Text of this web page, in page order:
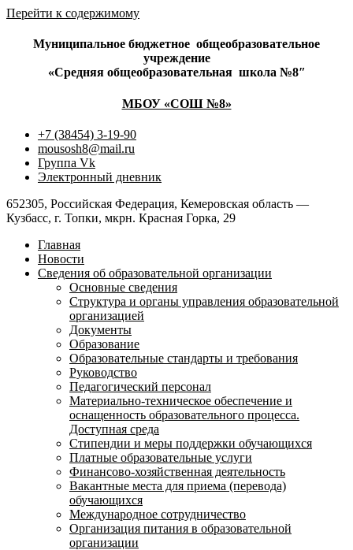
Перейти к содержимому
Муниципальное бюджетное общеобразовательное
учреждение
«Средняя общеобразовательная школа №8″
МБОУ «СОШ №8»
+7 (38454) 3-19-90
mousosh8@mail.ru
Группа Vk
Электронный дневник
652305, Российская Федерация, Кемеровская область —
Кузбасс, г. Топки, мкрн. Красная Горка, 29
Главная
Новости
Сведения об образовательной организации
Основные сведения
Структура и органы управления образовательной
организацией
Документы
Образование
Образовательные стандарты и требования
Руководство
Педагогический персонал
Материально-техническое обеспечение и
оснащенность образовательного процесса.
Доступная среда
Стипендии и меры поддержки обучающихся
Платные образовательные услуги
Финансово-хозяйственная деятельность
Вакантные места для приема (перевода)
обучающихся
Международное сотрудничество
Организация питания в образовательной
организации